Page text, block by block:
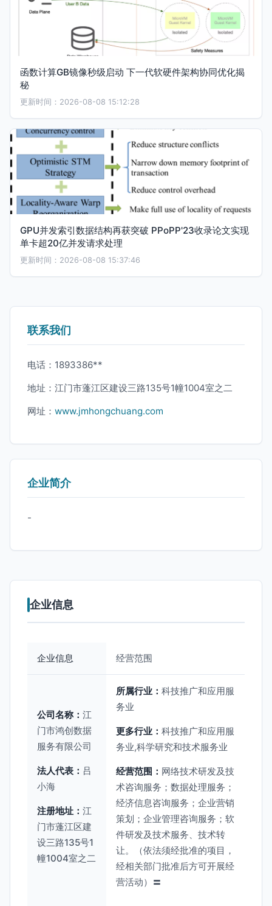
函数计算GB镜像秒级启动 下一代软硬件架构协同优化揭
秘
更新时间：2026-08-08 15:12:28
GPU并发索引数据结构再获突破 PPoPP'23收录论文实现
单卡超20亿并发请求处理
更新时间：2026-08-08 15:37:46
联系我们
电话：1893386**
地址：江门市蓬江区建设三路135号1幢1004室之二
网址： www.jmhongchuang.com
企业简介
-
企业信息
企业信息 经营范围
公司名称： 江
门市鸿创数据
服务有限公司
法人代表： 吕
小海
注册地址： 江
门市蓬江区建
设三路135号1
幢1004室之二
所属行业： 科技推广和应用服
务业
更多行业： 科技推广和应用服
务业,科学研究和技术服务业
经营范围： 网络技术研发及技
术咨询服务；数据处理服务；
经济信息咨询服务；企业营销
策划；企业管理咨询服务；软
件研发及技术服务、技术转
让。（依法须经批准的项目，
经相关部门批准后方可开展经
营活动）〓